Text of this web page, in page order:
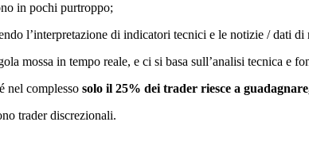
in pochi purtroppo;
l’interpretazione di indicatori tecnici e le notizie / dati di
mossa in tempo reale, e ci si basa sull’analisi tecnica e
nel complesso solo il 25% dei trader riesce a
trader discrezionali.